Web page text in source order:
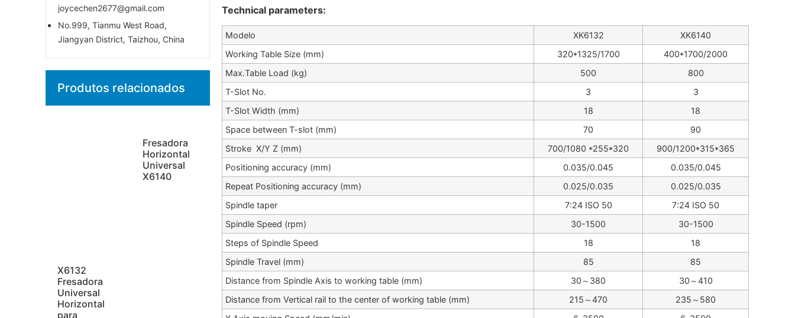
joycechen2677@gmail.com
No.999, Tianmu West Road,
Jiangyan District, Taizhou, China
Produtos relacionados
Fresadora
Horizontal
Universal
X6140
X6132
Fresadora
Universal
Horizontal
para
Technical parameters:
Modelo XK6132
XK6140
Working Table Size (mm)
320*1325/1700
400*1700/2000
Max.Table Load (kg)
500
800
T-Slot No.
3
3
T-Slot Width (mm)
18
18
Space between T-slot (mm)
70
90
Stroke X/Y Z (mm)
700/1080 *255*320
900/1200*315*365
Positioning accuracy (mm)
0.035/0.045
0.035/0.045
Repeat Positioning accuracy (mm)
0.025/0.035
0.025/0.035
Spindle taper
7:24 ISO 50
7:24 ISO 50
Spindle Speed (rpm)
30-1500
30-1500
Steps of Spindle Speed
18
18
Spindle Travel (mm)
85
85
Distance from Spindle Axis to working table (mm)
30～380
30～410
Distance from Vertical rail to the center of working table (mm)
215～470
235～580